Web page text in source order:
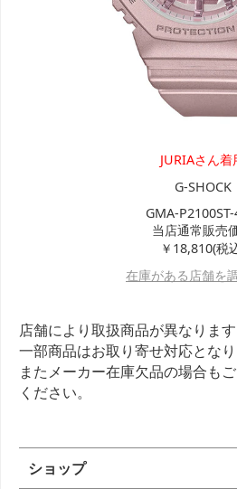
JURIAさん着
G-SHOCK
GMA-P2100ST-
当店通常販売
￥18,810(税
在庫がある店舗を
店舗により取扱商品が異なります
一部商品はお取り寄せ対応となり
またメーカー在庫欠品の場合も
ください。
ショップ